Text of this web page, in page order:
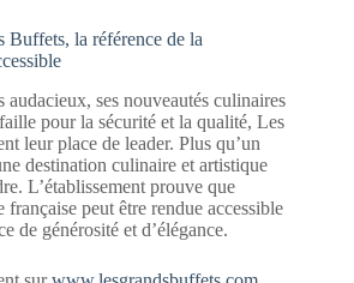
la référence de la
audacieux, ses nouveautés culinaires
pour la sécurité et la qualité, Les
leur place de leader. Plus qu’un
destination culinaire et artistique
L’établissement prouve que
française peut être rendue accessible
de générosité et d’élégance.